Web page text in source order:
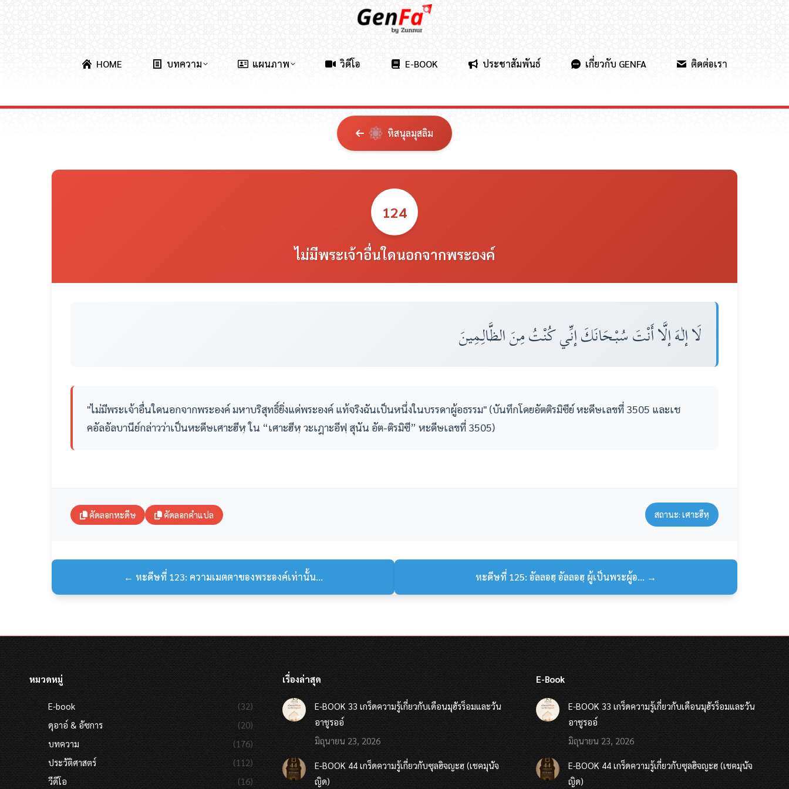
HOME บทความ แผนภาพ วิดีโอ E-BOOK ประชาสัมพันธ์ เกี่ยวกับ GENFA ติดต่อเรา
หิสนุลมุสลิม
124
ไม่มีพระเจ้าอื่นใดนอกจากพระองค์
لَا إلٰـهَ إلَّا أَنْتَ سُبْـحَانَكَ إنِّي كُنْتُ مِنَ الظَّالِـمِينَ
"ไม่มีพระเจ้าอื่นใดนอกจากพระองค์ มหาบริสุทธิ์ยิ่งแด่พระองค์ แท้จริงฉันเป็นหนึ่งในบรรดาผู้อธรรม" (บันทึกโดยอัตติรมิซีย์ หะดีษเลขที่ 3505 และเช
คอัลอัลบานีย์กล่าวว่าเป็นหะดีษเศาะฮีหฺ ใน “เศาะฮีหฺ วะเฎาะอีฟฺ สุนัน อัต-ติรมิซี” หะดีษเลขที่ 3505)
คัดลอกหะดีษ คัดลอกคำแปล สถานะ: เศาะฮีหฺ
← หะดีษที่ 123: ความเมตตาของพระองค์เท่านั้น... หะดีษที่ 125: อัลลอฮฺ อัลลอฮฺ ผู้เป็นพระผู้อ... →
หมวดหมู่
E-book
(32)
ดุอาอ์ & อัซการ
(20)
บทความ
(176)
ประวัติศาสตร์
(112)
วีดีโอ
(16)
เรื่องล่าสุด
E-BOOK 33 เกร็ดความรู้เกี่ยวกับเดือนมุฮัรร็อมและวัน
อาชูรออ์
มิถุนายน 23, 2026
E-BOOK 44 เกร็ดความรู้เกี่ยวกับซุลฮิจญะฮฺ (เชคมุนัจ
ญิด)
E-Book
E-BOOK 33 เกร็ดความรู้เกี่ยวกับเดือนมุฮัรร็อมและวัน
อาชูรออ์
มิถุนายน 23, 2026
E-BOOK 44 เกร็ดความรู้เกี่ยวกับซุลฮิจญะฮฺ (เชคมุนัจ
ญิด)